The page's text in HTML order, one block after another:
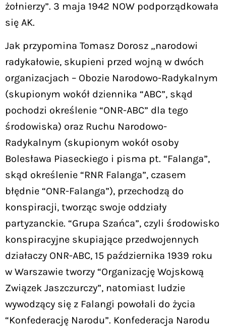
żołnierzy”. 3 maja 1942 NOW podporządkowała
się AK.
Jak przypomina Tomasz Dorosz „narodowi
radykałowie, skupieni przed wojną w dwóch
organizacjach – Obozie Narodowo-Radykalnym
(skupionym wokół dziennika “ABC”, skąd
pochodzi określenie “ONR-ABC” dla tego
środowiska) oraz Ruchu Narodowo-
Radykalnym (skupionym wokół osoby
Bolesława Piaseckiego i pisma pt. “Falanga”,
skąd określenie “RNR Falanga”, czasem
błędnie “ONR-Falanga”), przechodzą do
konspiracji, tworząc swoje oddziały
partyzanckie. “Grupa Szańca”, czyli środowisko
konspiracyjne skupiające przedwojennych
działaczy ONR-ABC, 15 października 1939 roku
w Warszawie tworzy “Organizację Wojskową
Związek Jaszczurczy”, natomiast ludzie
wywodzący się z Falangi powołali do życia
“Konfederację Narodu”. Konfederacja Narodu